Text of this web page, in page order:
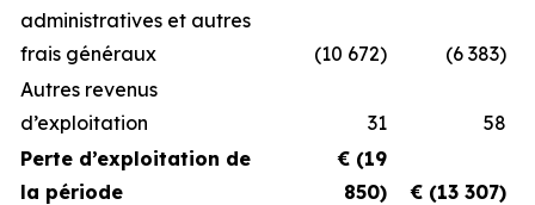
administratives et autres
frais généraux
(10 672) (6 383)
Autres revenus
d’exploitation
31
58
Perte d’exploitation de
la période
€ (19
850)
€ (13 307)